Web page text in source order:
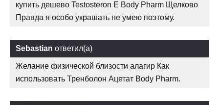
купить дешево Testosteron E Body Pharm Щелково
Правда я особо украшать не умею поэтому.
Sebastian ответил(а)
Желание физической близости алагир Как
использовать Тренболон Ацетат Body Pharm.